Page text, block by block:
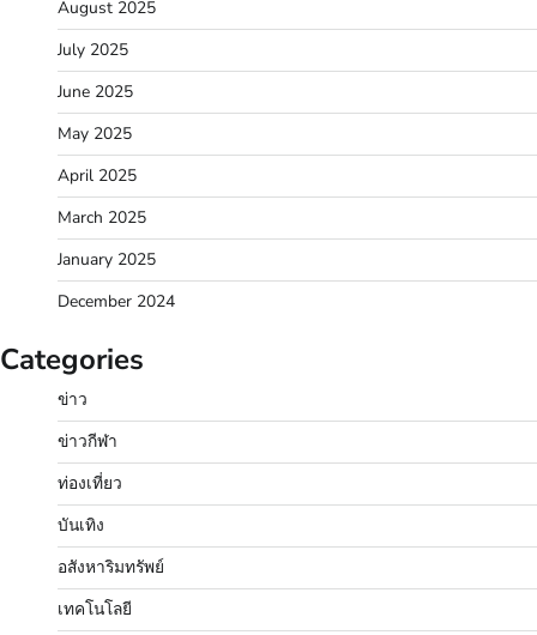
August 2025
July 2025
June 2025
May 2025
April 2025
March 2025
January 2025
December 2024
Categories
ข่าว
ข่าวกีฬา
ท่องเที่ยว
บันเทิง
อสังหาริมทรัพย์
เทคโนโลยี